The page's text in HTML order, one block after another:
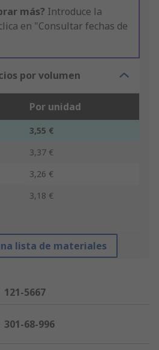
más? Introduce la
en "Consultar fechas de
por volumen
Por unidad
3,55 €
3,37 €
3,26 €
3,18 €
lista de materiales
121-5667
301-68-996